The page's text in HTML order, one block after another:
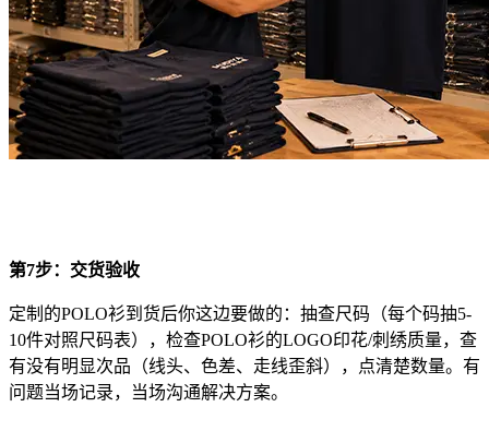
第7步：交货验收
定制的POLO衫到货后你这边要做的：抽查尺码（每个码抽5-
10件对照尺码表），检查POLO衫的LOGO印花/刺绣质量，查
有没有明显次品（线头、色差、走线歪斜），点清楚数量。有
问题当场记录，当场沟通解决方案。